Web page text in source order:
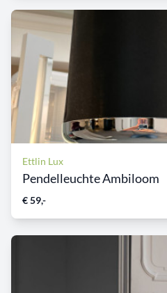
Ettlin Lux
Pendelleuchte Ambiloom
€ 59,-